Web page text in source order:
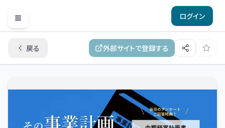
Open menu
ログイン
戻る 外部サイトで登録する